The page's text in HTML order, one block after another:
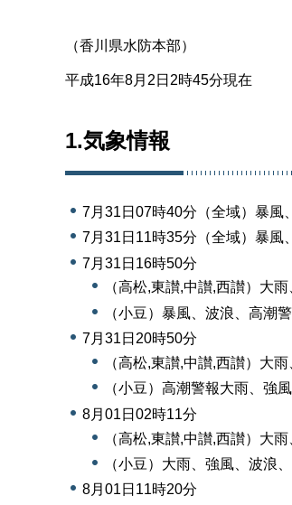
（香川県水防本部）
平成16年8月2日2時45分現在
1.気象情報
7月31日07時40分（全域）暴風
7月31日11時35分（全域）暴風
7月31日16時50分
（高松,東讃,中讃,西讃）大
（小豆）暴風、波浪、高潮
7月31日20時50分
（高松,東讃,中讃,西讃）大
（小豆）高潮警報大雨、強
8月01日02時11分
（高松,東讃,中讃,西讃）大
（小豆）大雨、強風、波浪
8月01日11時20分